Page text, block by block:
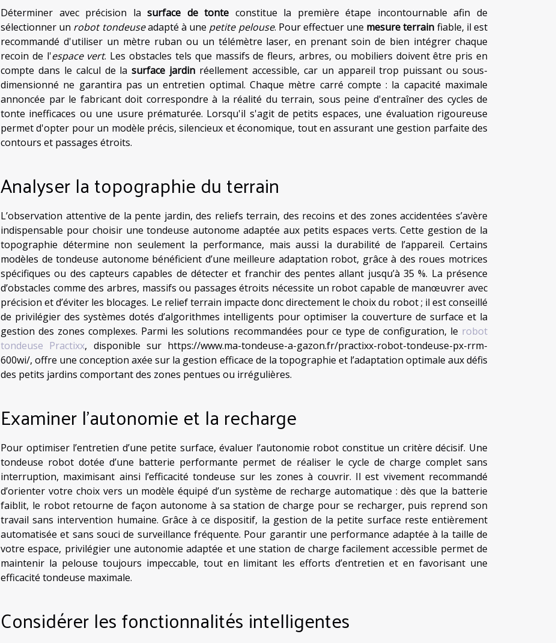
Déterminer avec précision lasurface de tonte constitue la première étape incontournable afin de
sélectionner un robot tondeuseadapté à une petite pelouse. Pour effectuer une mesure terrain fiable, il est
recommandé d'utiliser un mètre ruban ou un télémètre laser, en prenant soin de bien intégrer chaque
recoin de l'espace vert. Les obstacles tels que massifs de fleurs, arbres, ou mobiliers doivent être pris en
compte dans le calcul de lasurface jardin réellement accessible, car un appareil trop puissant ou sous-
dimensionné ne garantira pas un entretien optimal. Chaque mètre carré compte : la capacité maximale
annoncée par le fabricant doit correspondre à la réalité du terrain, sous peine d'entraîner des cycles de
tonte inefficaces ou une usure prématurée. Lorsqu'il s'agit de petits espaces, une évaluation rigoureuse
permet d'opter pour un modèle précis, silencieux et économique, tout en assurant une gestion parfaite des
contours et passages étroits.
Analyser la topographie du terrain
L’observation attentive de la pente jardin, des reliefs terrain, des recoins et des zones accidentées s’avère
indispensable pour choisir une tondeuse autonome adaptée aux petits espaces verts. Cette gestion de la
topographie détermine non seulement la performance, mais aussi la durabilité de l’appareil. Certains
modèles de tondeuse autonome bénéficient d’une meilleure adaptation robot, grâce à des roues motrices
spécifiques ou des capteurs capables de détecter et franchir des pentes allant jusqu’à 35 %. La présence
d’obstacles comme des arbres, massifs ou passages étroits nécessite un robot capable de manœuvrer avec
précision et d’éviter les blocages. Le relief terrain impacte donc directement le choix du robot ; il est conseillé
de privilégier des systèmes dotés d’algorithmes intelligents pour optimiser la couverture de surface et la
gestion des zones complexes. Parmi les solutions recommandées pour ce type de configuration, le robot
tondeuse Practixx, disponible sur https://www.ma-tondeuse-a-gazon.fr/practixx-robot-tondeuse-px-rrm-
600wi/, offre une conception axée sur la gestion efficace de la topographie et l’adaptation optimale aux défis
des petits jardins comportant des zones pentues ou irrégulières.
Examiner l’autonomie et la recharge
Pour optimiser l’entretien d’une petite surface, évaluer l’autonomie robot constitue un critère décisif. Une
tondeuse robot dotée d’une batterie performante permet de réaliser le cycle de charge complet sans
interruption, maximisant ainsi l’efficacité tondeuse sur les zones à couvrir. Il est vivement recommandé
d’orienter votre choix vers un modèle équipé d’un système de recharge automatique : dès que la batterie
faiblit, le robot retourne de façon autonome à sa station de charge pour se recharger, puis reprend son
travail sans intervention humaine. Grâce à ce dispositif, la gestion de la petite surface reste entièrement
automatisée et sans souci de surveillance fréquente. Pour garantir une performance adaptée à la taille de
votre espace, privilégier une autonomie adaptée et une station de charge facilement accessible permet de
maintenir la pelouse toujours impeccable, tout en limitant les efforts d’entretien et en favorisant une
efficacité tondeuse maximale.
Considérer les fonctionnalités intelligentes